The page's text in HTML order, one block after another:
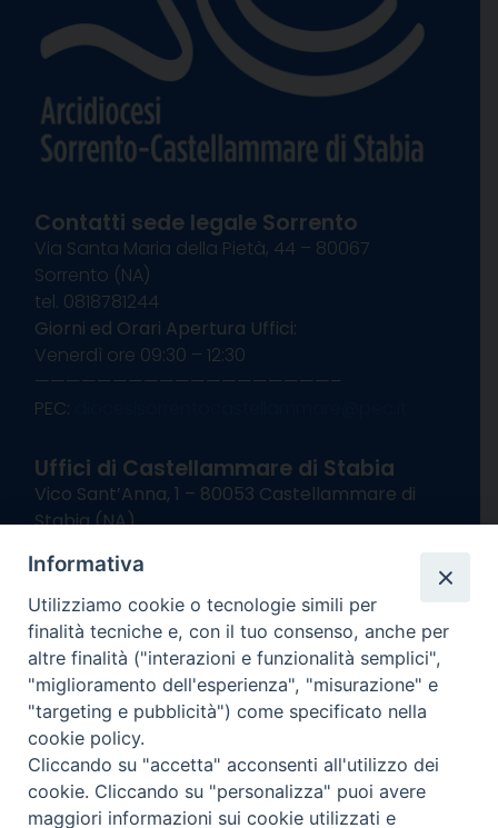
Contatti sede legale Sorrento
Via Santa Maria della Pietà, 44 – 80067
Sorrento (NA)
tel. 0818781244
Giorni ed Orari Apertura Uffici:
Venerdì ore 09:30 – 12:30
———————————————————–
PEC:
Uffici di Castellammare di Stabia
Vico Sant’Anna, 1 – 80053 Castellammare di
Stabia (NA)
Giorni ed Orari Apertura Uffici:
Lunedì e Mercoledì ore 09:00 – 13:00
Uffici Matrimoni:
Lunedì e Mercoledì ore 09:30 – 12:30
seguici su
Channel
Informativa Privacy
Informativa
Utilizziamo cookie o tecnologie simili per
finalità tecniche e, con il tuo consenso, anche per
altre finalità ("interazioni e funzionalità semplici",
"miglioramento dell'esperienza", "misurazione" e
"targeting e pubblicità") come specificato nella
cookie policy.
Cliccando su "accetta" acconsenti all'utilizzo dei
cookie. Cliccando su "personalizza" puoi avere
maggiori informazioni sui cookie utilizzati e